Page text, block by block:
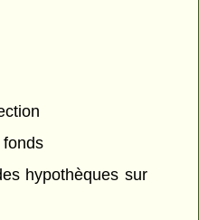
fonds
hypothèques sur